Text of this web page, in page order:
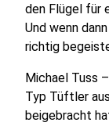
den Flügel für
Und wenn
richtig
Michael Tuss
Typ Tüftler
beigebracht